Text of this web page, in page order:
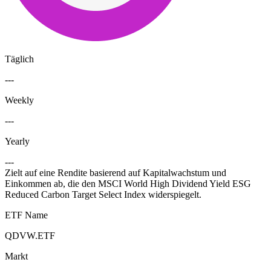
Täglich
---
Weekly
---
Yearly
---
Zielt auf eine Rendite basierend auf Kapitalwachstum und
Einkommen ab, die den MSCI World High Dividend Yield ESG
Reduced Carbon Target Select Index widerspiegelt.
ETF Name
QDVW.ETF
Markt